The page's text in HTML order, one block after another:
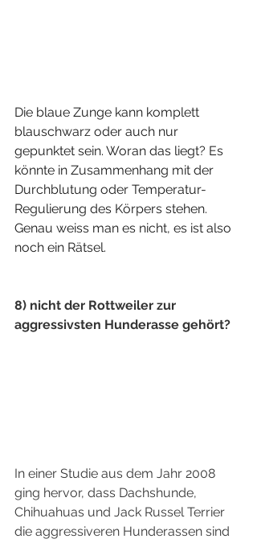
Die blaue Zunge kann komplett
blauschwarz oder auch nur
gepunktet sein. Woran das liegt? Es
könnte in Zusammenhang mit der
Durchblutung oder Temperatur-
Regulierung des Körpers stehen.
Genau weiss man es nicht, es ist also
noch ein Rätsel.
8) nicht der Rottweiler zur
aggressivsten Hunderasse gehört?
In einer Studie aus dem Jahr 2008
ging hervor, dass Dachshunde,
Chihuahuas und Jack Russel Terrier
die aggressiveren Hunderassen sind